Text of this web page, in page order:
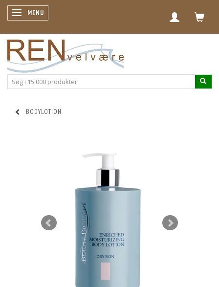
SKIFTE NAVIGATION
MENU
BODYLOTION